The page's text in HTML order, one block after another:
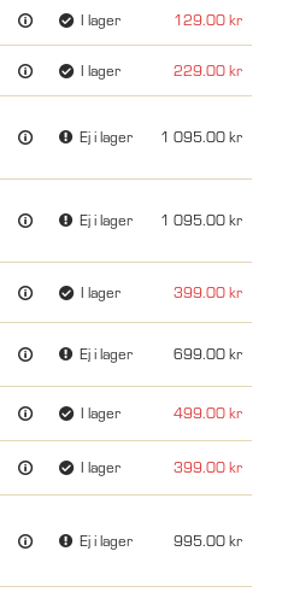
I lager 129.00
I lager 229.00
Ej i lager 1 095.00
Ej i lager 1 095.00
I lager 399.00
Ej i lager 699.00
I lager 499.00
I lager 399.00
Ej i lager 995.00